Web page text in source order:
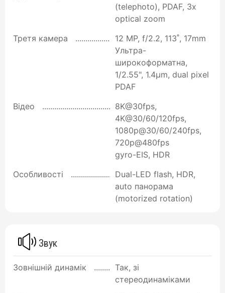
(telephoto), PDAF, 3x
optical zoom
Третя камера
12 MP, f/2.2, 113˚, 17mm
Ультра-
широкоформатна,
1/2.55", 1.4µm, dual pixel
PDAF
Відео
8K@30fps,
4K@30/60/120fps,
1080p@30/60/240fps,
720p@480fps
gyro-EIS, HDR
Особливості
Dual-LED flash, HDR,
auto панорама
(motorized rotation)
Звук
Зовнішній динамік
Так, зі
стереодинаміками